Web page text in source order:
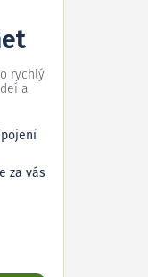
rychlý
a
za vás